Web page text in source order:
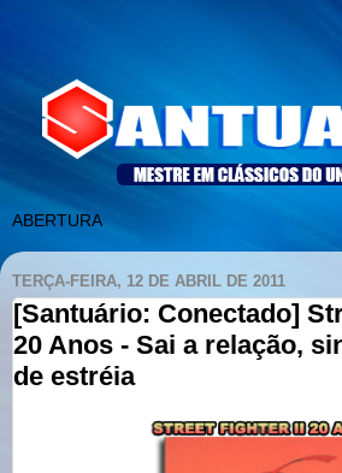
TERÇA-FEIRA, 12 DE ABRIL DE 2011
[Santuário: Conectado]
20 Anos - Sai a relação,
de estréia